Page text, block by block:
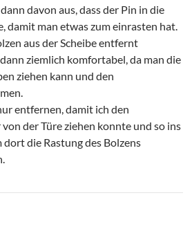
davon aus, dass der Pin in die
damit man etwas zum einrasten hat.
aus der Scheibe entfernt
ziemlich komfortabel, da man die
ziehen kann und den
entfernen, damit ich den
der Türe ziehen konnte und so ins
dort die Rastung des Bolzens